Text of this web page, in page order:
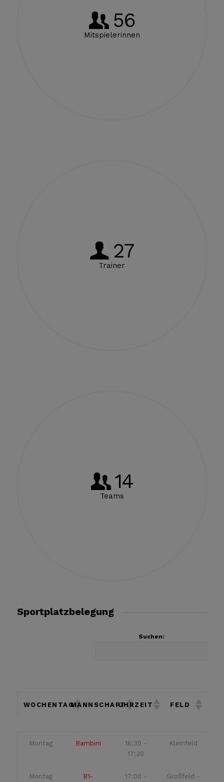
56
Mitspielerinnen
27
Trainer
14
Teams
Sportplatzbelegung
Suchen:
WOCHENTAGMANNSCHAFTUHRZEIT FELD
Montag Bambini
16:30 -
17:30
Kleinfeld
Montag B1- 17:00 - Großfeld -